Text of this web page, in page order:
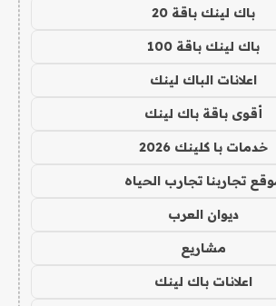
باك لينك باقة 20
باك لينك باقة 100
اعلانات الباك لينك
أقوى باقة باك لينك
خدمات با كلينك 2026
تجاربنا تجارب الحياه
ديوان العرب
مشاريع
اعلانات باك لينك